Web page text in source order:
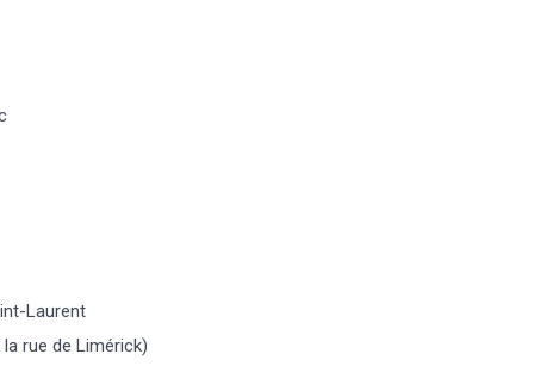
Laurent
rue de Limérick)